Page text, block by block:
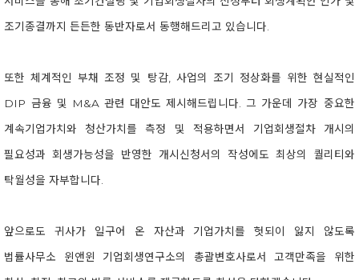
조기종결까지 든든한 동반자로서 동행해드리고 있습니다.
또한 체계적인 부채 조정 및 탕감, 사업의 조기 정상화를 위한 현실적인
DIP 금융 및 M&A 관련 대안도 제시해드립니다. 그 가운데 가장 중요한
계속기업가치와 청산가치를 측정 및 적용하면서 기업회생절차 개시의
필요성과 회생가능성을 반영한 개시신청서의 작성에도 최상의 퀄리티와
탁월성을 자부합니다.
앞으로도 귀사가 일구어 온 자산과 기업가치를 헛되이 잃지 않도록
법률사무소 윈앤윈 기업회생연구소의 총괄변호사로서 고객만족을 위한